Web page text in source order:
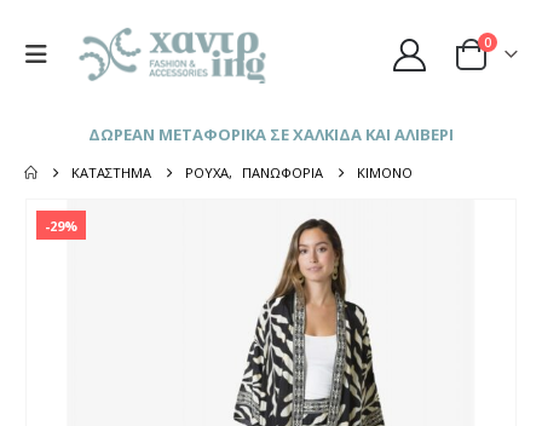
0
ΔΩΡΕΑΝ ΜΕΤΑΦΟΡΙΚΑ ΣΕ ΧΑΛΚΙΔΑ ΚΑΙ ΑΛΙΒΕΡΙ
ΚΑΤΆΣΤΗΜΑ ΡΟΎΧΑ, ΠΑΝΩΦΌΡΙΑ ΚΙΜΟΝΌ
-29%